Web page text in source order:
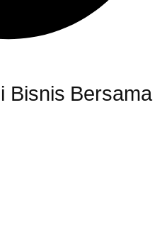
Bisnis Bersama